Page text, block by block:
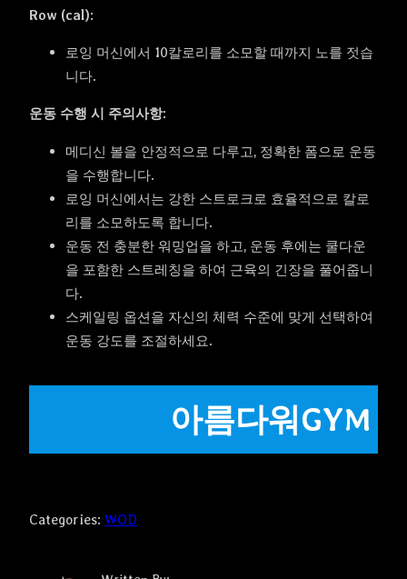
Row (cal):
로잉 머신에서 10칼로리를 소모할 때까지 노를 젓습
니다.
운동 수행 시 주의사항:
메디신 볼을 안정적으로 다루고, 정확한 폼으로 운동
을 수행합니다.
로잉 머신에서는 강한 스트로크로 효율적으로 칼로
리를 소모하도록 합니다.
운동 전 충분한 워밍업을 하고, 운동 후에는 쿨다운
을 포함한 스트레칭을 하여 근육의 긴장을 풀어줍니
다.
스케일링 옵션을 자신의 체력 수준에 맞게 선택하여
운동 강도를 조절하세요.
아름다워GYM
Categories: WOD